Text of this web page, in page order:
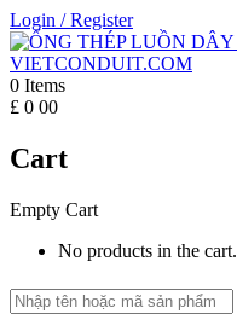
Login /Register
0 Items
£ 0 00
Cart
Empty Cart
No products in the cart.